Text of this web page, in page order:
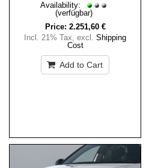
Availability:
(verfügbar)
Price: 2.251,60 €
Incl. 21% Tax, excl. Shipping
Cost
Add to Cart